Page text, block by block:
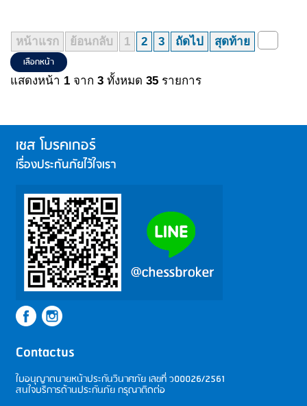
หน้าแรก ย้อนกลับ 1 2 3 ถัดไป สุดท้าย
แสดงหน้า 1 จาก 3 ทั้งหมด 35 รายการ
เชส โบรคเกอร์
เรื่องประกันภัยไว้ใจเรา
Contactus
ใบอนุญาตนายหน้าประกันวินาศภัย เลขที่ว00026/2561
สนใจบริการด้านประกันภัย กรุณาติดต่อ